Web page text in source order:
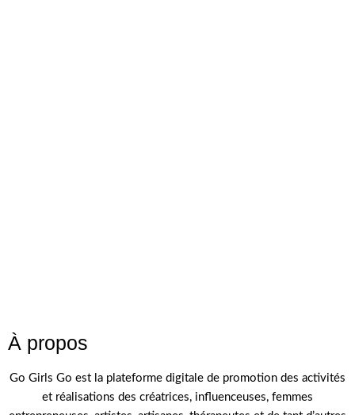
À propos
Go Girls Go est la plateforme digitale de promotion des activités
et réalisations des créatrices, influenceuses, femmes